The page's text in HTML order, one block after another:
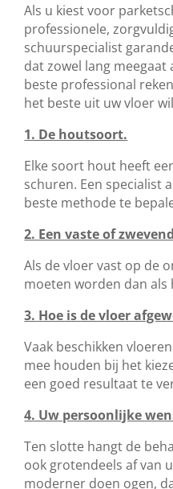
Als u kiest voor
professionele,
schuurspecialist
dat zowel lang
beste professional
het beste uit uw vloer
1. De houtsoort.
Elke soort hout heeft
schuren. Een specialist
beste methode te
2. Een vaste of
Als de vloer vast op de
moeten worden dan als
3. Hoe is de vloer
Vaak beschikken
mee houden bij het
een goed resultaat te
4. Uw persoonlijke
Ten slotte hangt de
ook grotendeels af van
moderner doen ogen,